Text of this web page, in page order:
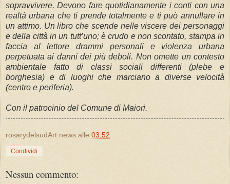
sopravvivere. Devono fare quotidianamente i conti con una
realtà urbana che ti prende totalmente e ti può annullare in
un attimo. Un libro che scende nelle viscere dei personaggi
e della città in un tutt’uno; è crudo e non scontato, stampa in
faccia al lettore drammi personali e violenza urbana
perpetuata ai danni dei più deboli. Non omette un contesto
ambientale fatto di classi sociali differenti (plebe e
borghesia) e di luoghi che marciano a diverse velocità
(centro e periferia).
Con il patrocinio del Comune di Maiori.
rosarydelsudArt news alle 03:52
Condividi
Nessun commento: